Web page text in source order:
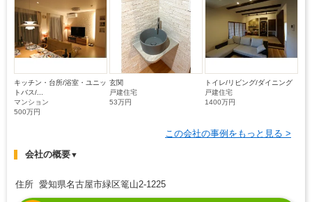
キッチン・台所/浴室・ユニッ
トバス/...
マンション
500万円
玄関
戸建住宅
53万円
トイレ/リビング/ダイニング
戸建住宅
1400万円
この会社の事例をもっと見る >
会社の概要▼
住所 愛知県名古屋市緑区篭山2-1225